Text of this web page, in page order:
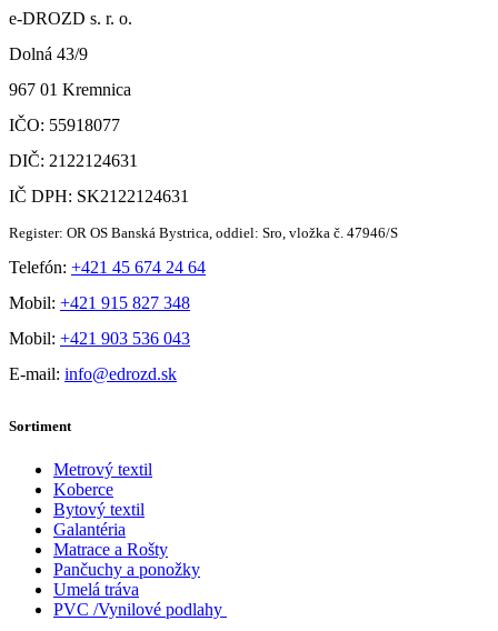
e-DROZD s. r. o.
Dolná 43/9
967 01 Kremnica
IČO: 55918077
DIČ: 2122124631
IČ DPH: SK2122124631
Register: OR OS Banská Bystrica, oddiel: Sro, vložka č. 47946/S
Telefón: +421 45 674 24 64
Mobil: +421 915 827 348
Mobil: +421 903 536 043
E-mail: info@edrozd.sk
Sortiment
Metrový textil
Koberce
Bytový textil
Galantéria
Matrace a Rošty
Pančuchy a ponožky
Umelá tráva
PVC /Vynilové podlahy